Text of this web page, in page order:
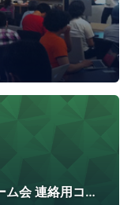
【うずまき惑星】人狼・ゲーム会 連絡用コミュニティ